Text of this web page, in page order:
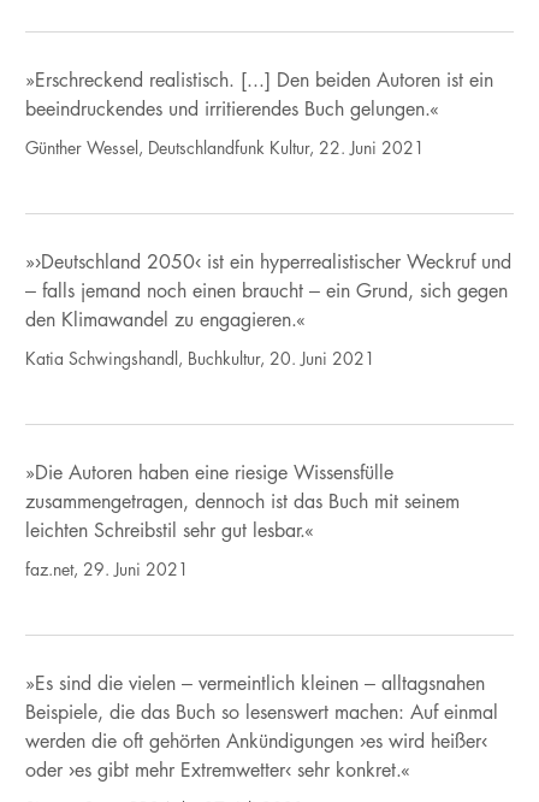
»Erschreckend realistisch. [...] Den beiden Autoren ist ein
beeindruckendes und irritierendes Buch gelungen.«
Günther Wessel, Deutschlandfunk Kultur, 22. Juni 2021
»›Deutschland 2050‹ ist ein hyperrealistischer Weckruf und
– falls jemand noch einen braucht – ein Grund, sich gegen
den Klimawandel zu engagieren.«
Katia Schwingshandl, Buchkultur, 20. Juni 2021
»Die Autoren haben eine riesige Wissensfülle
zusammengetragen, dennoch ist das Buch mit seinem
leichten Schreibstil sehr gut lesbar.«
faz.net, 29. Juni 2021
»Es sind die vielen – vermeintlich kleinen – alltagsnahen
Beispiele, die das Buch so lesenswert machen: Auf einmal
werden die oft gehörten Ankündigungen ›es wird heißer‹
oder ›es gibt mehr Extremwetter‹ sehr konkret.«